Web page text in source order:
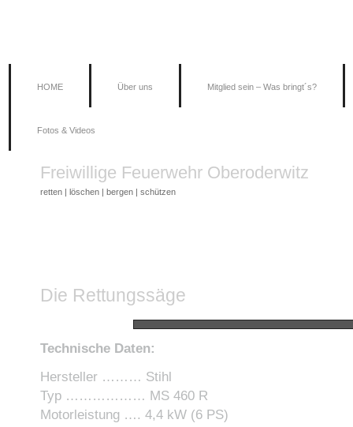
HOME Über uns Mitglied sein – Was bringt´s?
Fotos & Videos
Freiwillige Feuerwehr Oberoderwitz
retten | löschen | bergen | schützen
Die Rettungssäge
Technische Daten:
Hersteller ……… Stihl
Typ ……………… MS 460 R
Motorleistung …. 4,4 kW (6 PS)